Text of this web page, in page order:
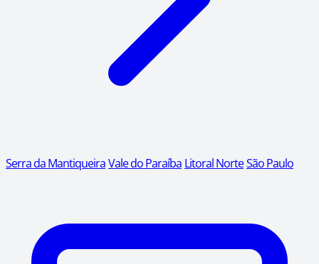
Serra da MantiqueiraVale do Paraíba Litoral NorteSão Paulo